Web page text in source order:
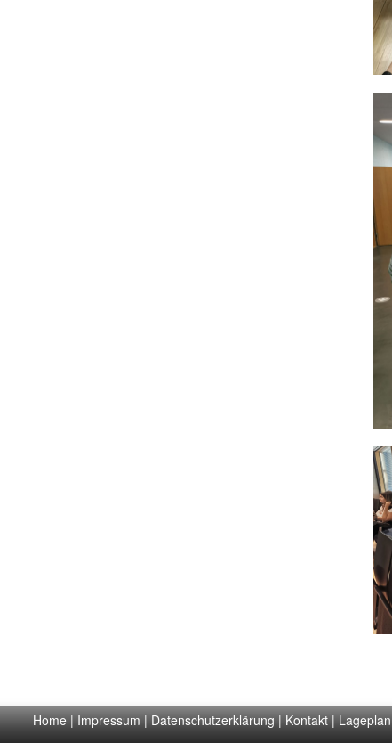
Home|Impressum|Datenschutzerklärung|Kontakt|Lageplan